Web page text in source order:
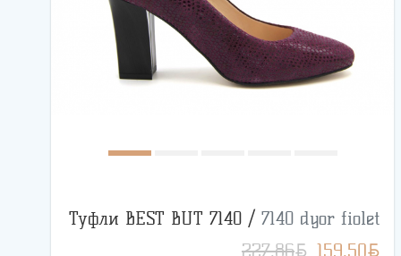
Туфли BEST BUT 7140 / 7140 dyor fiolet
227.86BYN 159.50BYN